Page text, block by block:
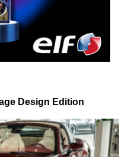
Design Edition